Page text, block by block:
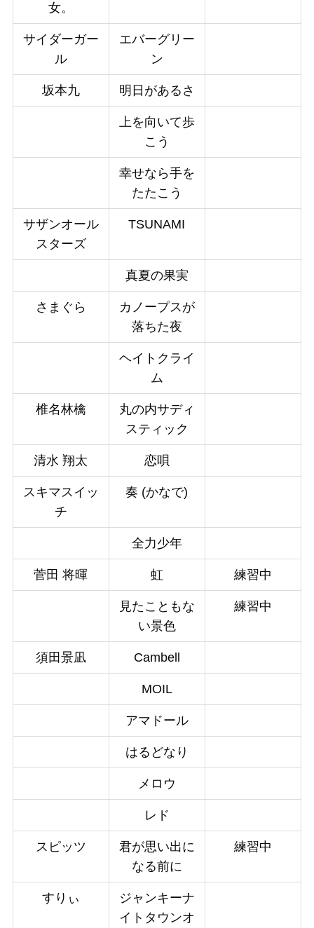
女。
サイダーガー
ル
エバーグリー
ン
坂本九 明日があるさ
上を向いて歩
こう
幸せなら手を
たたこう
サザンオール
スターズ
TSUNAMI
真夏の果実
さまぐら
カノープスが
落ちた夜
ヘイトクライ
ム
椎名林檎
丸の内サディ
スティック
清水 翔太 恋唄
スキマスイッ
チ
奏 (かなで)
全力少年
菅田 将暉 虹 練習中
見たこともな
い景色
練習中
須田景凪 Cambell
MOIL
アマドール
はるどなり
メロウ
レド
スピッツ
君が思い出に
なる前に
練習中
すりぃ
ジャンキーナ
イトタウンオ